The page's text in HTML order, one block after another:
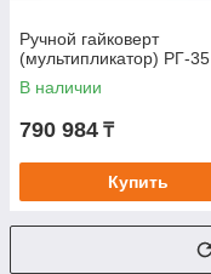
Ручной гайковерт
(мультипликатор) РГ-35
В наличии
790 984 ₸
Купить